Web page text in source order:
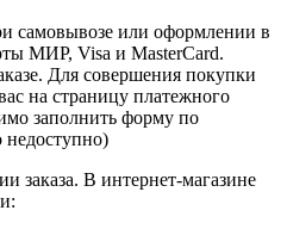
самовывозе или оформлении в
МИР, Visa и MasterCard.
Для совершения покупки
на страницу платежного
заполнить форму по
заказа. В интернет-магазине